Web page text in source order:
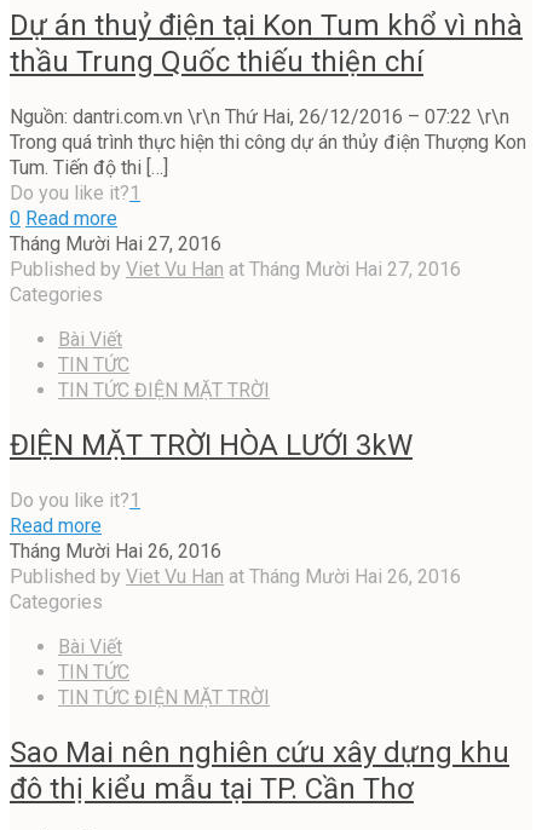
Dự án thuỷ điện tại Kon Tum khổ vì nhà
thầu Trung Quốc thiếu thiện chí
Nguồn: dantri.com.vn \r\n Thứ Hai, 26/12/2016 – 07:22 \r\n
Trong quá trình thực hiện thi công dự án thủy điện Thượng Kon
Tum. Tiến độ thi […]
Do you like it?1
0 Read more
Tháng Mười Hai 27, 2016
Published by Viet Vu Han at Tháng Mười Hai 27, 2016
Categories
Bài Viết
TIN TỨC
TIN TỨC ĐIỆN MẶT TRỜI
ĐIỆN MẶT TRỜI HÒA LƯỚI 3kW
Do you like it?1
Read more
Tháng Mười Hai 26, 2016
Published by Viet Vu Han at Tháng Mười Hai 26, 2016
Categories
Bài Viết
TIN TỨC
TIN TỨC ĐIỆN MẶT TRỜI
Sao Mai nên nghiên cứu xây dựng khu
đô thị kiểu mẫu tại TP. Cần Thơ